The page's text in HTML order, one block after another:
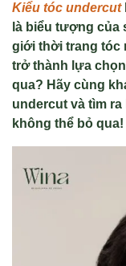
Kiểu tóc undercut
là biểu tượng của
giới thời trang tóc
trở thành lựa
qua? Hãy cùng
undercut và tìm
không thể bỏ qua!